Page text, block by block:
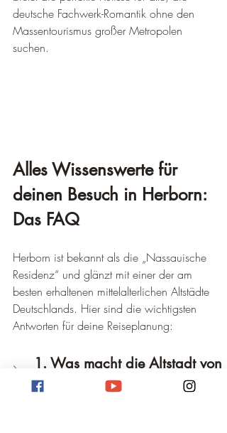
deutsche Fachwerk-Romantik ohne den
Massentourismus großer Metropolen
suchen.
Alles Wissenswerte für
deinen Besuch in Herborn:
Das FAQ
Herborn ist bekannt als die „Nassauische
Residenz“ und glänzt mit einer der am
besten erhaltenen mittelalterlichen Altstädte
Deutschlands. Hier sind die wichtigsten
Antworten für deine Reiseplanung:
1. Was macht die Altstadt von
Herborn so besonders?